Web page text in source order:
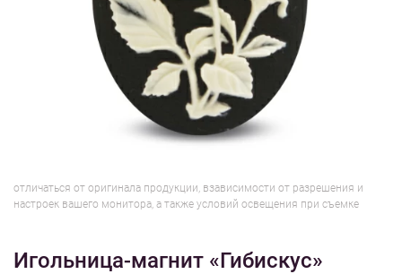
1/2
отличаться от оригинала продукции, взависимости от разрешения и
настроек вашего монитора, а также условий освещения при съемке
Игольница-магнит «Гибискус»